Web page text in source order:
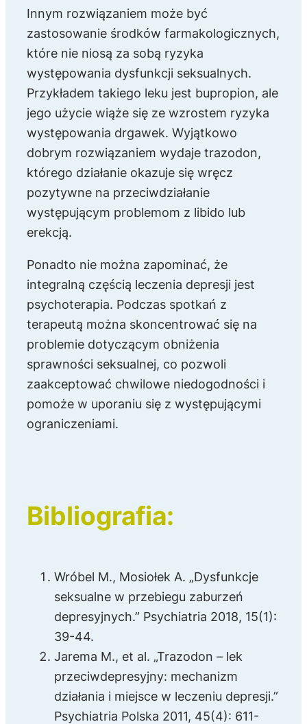
Innym rozwiązaniem może być
zastosowanie środków farmakologicznych,
które nie niosą za sobą ryzyka
występowania dysfunkcji seksualnych.
Przykładem takiego leku jest bupropion, ale
jego użycie wiąże się ze wzrostem ryzyka
występowania drgawek. Wyjątkowo
dobrym rozwiązaniem wydaje trazodon,
którego działanie okazuje się wręcz
pozytywne na przeciwdziałanie
występującym problemom z libido lub
erekcją.
Ponadto nie można zapominać, że
integralną częścią leczenia depresji jest
psychoterapia. Podczas spotkań z
terapeutą można skoncentrować się na
problemie dotyczącym obniżenia
sprawności seksualnej, co pozwoli
zaakceptować chwilowe niedogodności i
pomoże w uporaniu się z występującymi
ograniczeniami.
Bibliografia:
Wróbel M., Mosiołek A. „Dysfunkcje
seksualne w przebiegu zaburzeń
depresyjnych.” Psychiatria 2018, 15(1):
39-44.
Jarema M., et al. „Trazodon – lek
przeciwdepresyjny: mechanizm
działania i miejsce w leczeniu depresji.”
Psychiatria Polska 2011, 45(4): 611-